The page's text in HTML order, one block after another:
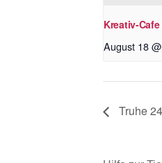
Kreativ-
August 18
Truhe